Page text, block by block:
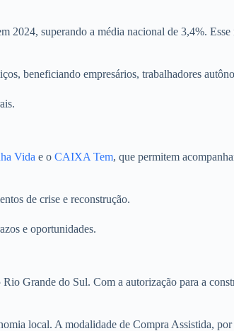
superando a média nacional de 3,4%. Esse
beneficiando empresários, trabalhadores
Vida e o CAIXA Tem, que permitem
de crise e reconstrução.
e oportunidades.
Grande do Sul. Com a autorização para a
local. A modalidade de Compra Assistida,